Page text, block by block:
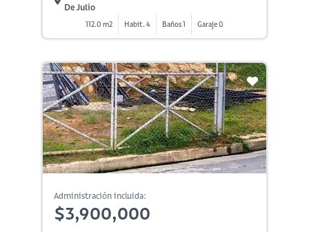
De Julio
112.0 m2 Habit. 4 Baños 1 Garaje 0
Administración incluida:
$3,900,000